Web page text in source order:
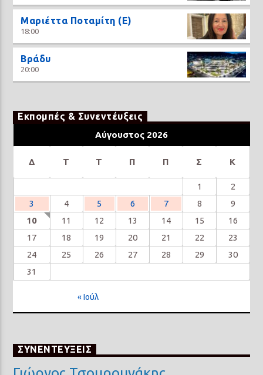
Μαριέττα Ποταμίτη (Ε)
18:00
Βράδυ
20:00
Εκπομπές & Συνεντέυξεις
Αύγουστος 2026
Δ Τ Τ Π Π Σ Κ
1
2
3
4 5 6 7 8
9
10
11 12 13 14 15
16
17
18 19 20 21 22
23
24
25 26 27 28 29
30
31
« Ιούλ
ΣΥΝΕΝΤΕΥΞΕΙΣ